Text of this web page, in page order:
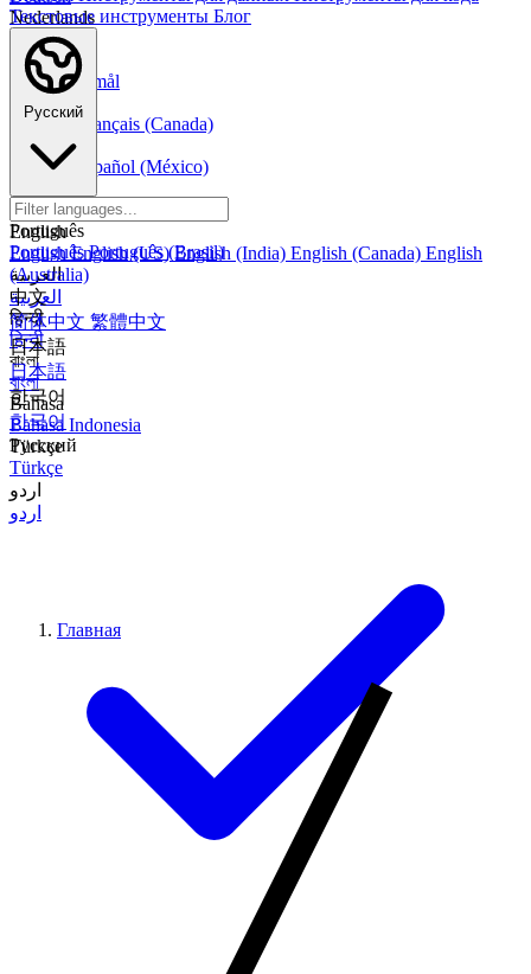
Nederlands
Nederlands
Norsk
Norsk Bokmål
Français
FrançaisFrançais (Canada)
Español
Español
Español (México)
Italiano
Português
PortuguêsPortuguês (Brasil)
العربية
العربية
हिन्दी
हिन्दी
বাংলা
বাংলা
Bahasa
Bahasa Indonesia
Türkçe
Türkçe
اردو
اردو
Текстовые инструменты Блог
Русский
English
EnglishEnglish (US)English (India) English (Canada) English
(Australia)
中文
简体中文 繁體中文
日本語
日本語
한국어
한국어
Русский
Главная